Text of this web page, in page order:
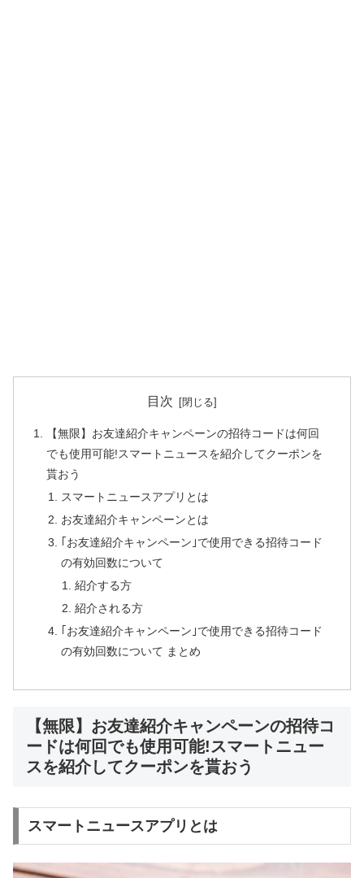
目次
【無限】お友達紹介キャンペーンの招待コードは何回
でも使用可能!スマートニュースを紹介してクーポンを
貰おう
スマートニュースアプリとは
お友達紹介キャンペーンとは
｢お友達紹介キャンペーン｣で使用できる招待コード
の有効回数について
紹介する方
紹介される方
｢お友達紹介キャンペーン｣で使用できる招待コード
の有効回数について まとめ
【無限】お友達紹介キャンペーンの招待コ
ードは何回でも使用可能!スマートニュー
スを紹介してクーポンを貰おう
スマートニュースアプリとは